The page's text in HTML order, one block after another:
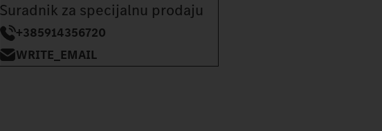
Suradnik za specijalnu prodaju
+385914356720
WRITE_EMAIL